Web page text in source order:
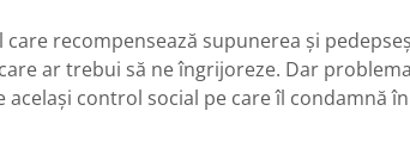
recompensează supunerea și
ar trebui să ne îngrijoreze. Dar
control social pe care îl condamnă